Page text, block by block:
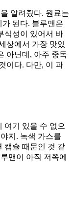
알려줬다. 원료는
된다. 블루맨은
식성이 있어서 바
상에서 가장 맛있
아닌데, 아주 중독
이다. 다만, 이 파
여기 있을 수 없으
지. 녹색 가스를
캡슐 때문인 것 같
맨이 아직 저쪽에